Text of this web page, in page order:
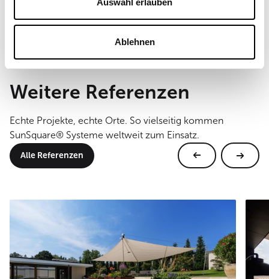
Auswahl erlauben
Ablehnen
Weitere Referenzen
Echte Projekte, echte Orte. So vielseitig kommen
SunSquare® Systeme weltweit zum Einsatz.
Alle Referenzen